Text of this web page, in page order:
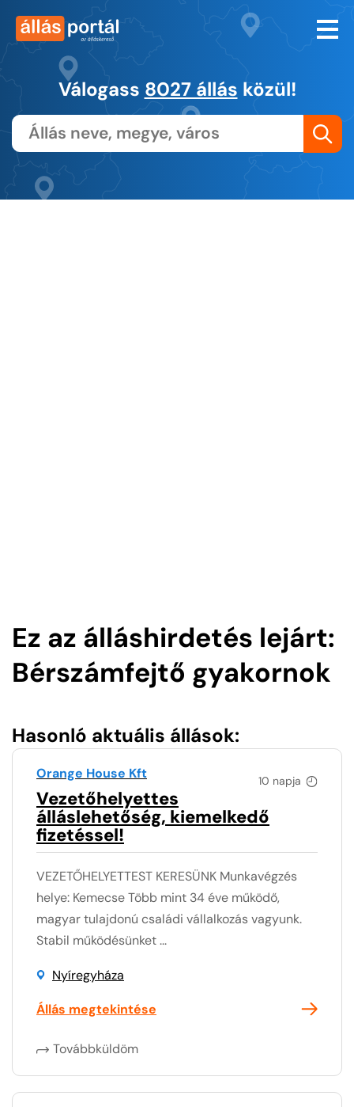
Válogass 8027 állás közül!
Ez az álláshirdetés lejárt:
Bérszámfejtő gyakornok
Hasonló aktuális állások:
10 napja
Orange House Kft
Vezetőhelyettes
álláslehetőség, kiemelkedő
fizetéssel!
VEZETŐHELYETTEST KERESÜNK Munkavégzés
helye: Kemecse Több mint 34 éve működő,
magyar tulajdonú családi vállalkozás vagyunk.
Stabil működésünket ...
Nyíregyháza
Állás megtekintése
Továbbküldöm